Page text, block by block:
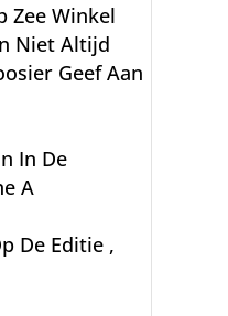
Zee Winkel
Niet Altijd
Geef Aan
In De
A
De Editie ,